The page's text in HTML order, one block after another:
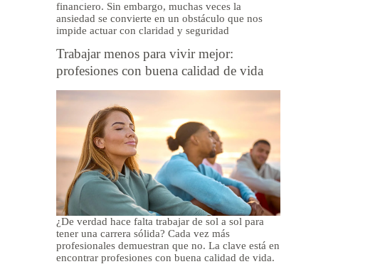
financiero. Sin embargo, muchas veces la
ansiedad se convierte en un obstáculo que nos
impide actuar con claridad y seguridad
Trabajar menos para vivir mejor:
profesiones con buena calidad de vida
¿De verdad hace falta trabajar de sol a sol para
tener una carrera sólida? Cada vez más
profesionales demuestran que no. La clave está en
encontrar profesiones con buena calidad de vida.